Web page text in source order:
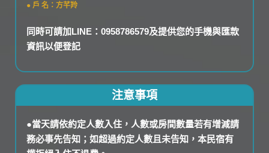
● 戶 名：方芊羚
同時可請加LINE：0958786579及提供您的手機與匯款
資訊以便登記
注意事項
●當天請依約定人數入住，人數或房間數量若有增減請
務必事先告知；如超過約定人數且未告知，本民宿有